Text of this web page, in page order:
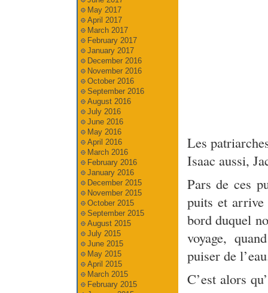
Les
Isaac aussi,
Pars de ces
puits et
bord duquel
voyage,
puiser de
C’est alors
May 2017
April 2017
March 2017
February 2017
January 2017
December 2016
November 2016
October 2016
September 2016
August 2016
July 2016
June 2016
May 2016
April 2016
March 2016
February 2016
January 2016
December 2015
November 2015
October 2015
September 2015
August 2015
July 2015
June 2015
May 2015
April 2015
March 2015
February 2015